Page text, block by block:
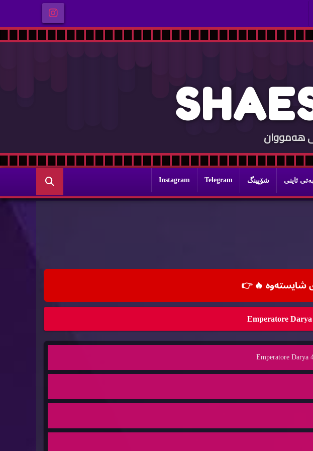
SHAE
هه‌مووان
ئاینی شۆپینگ Telegram
Instagram
شایسته‌وه‌ 🔥👉